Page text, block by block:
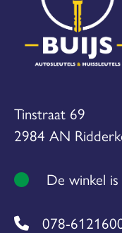
Tinstraat 69
2984 AN
De winkel is
078-